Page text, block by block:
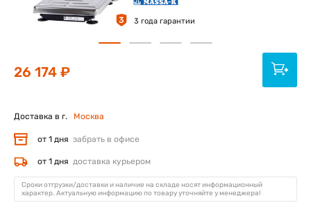
3 3 года гарантии
26 174 ₽
Доставка в г. Москва
от 1 дня забрать в офисе
от 1 дня доставка курьером
Сроки отгрузки/доставки и наличие на складе носят информационный
характер. Актуальную информацию по товару уточняйте у менеджера!